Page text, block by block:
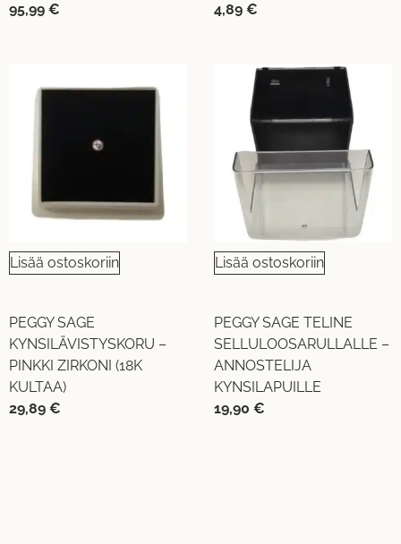
95,99 €
4,89 €
Lisää ostoskoriin
PEGGY SAGE
KYNSILÄVISTYSKORU –
PINKKI ZIRKONI (18K
KULTAA)
29,89 €
Lisää ostoskoriin
PEGGY SAGE TELINE
SELLULOOSARULLALLE –
ANNOSTELIJA
KYNSILAPUILLE
19,90 €